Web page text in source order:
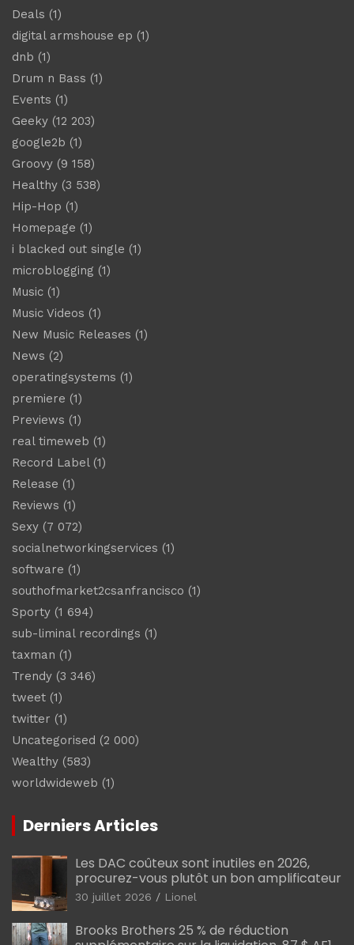
Deals (1)
digital armshouse ep (1)
dnb (1)
Drum n Bass (1)
Events (1)
Geeky (12 203)
google2b (1)
Groovy (9 158)
Healthy (3 538)
Hip-Hop (1)
Homepage (1)
i blacked out single (1)
microblogging (1)
Music (1)
Music Videos (1)
New Music Releases (1)
News (2)
operatingsystems (1)
premiere (1)
Previews (1)
real timeweb (1)
Record Label(1)
Release (1)
Reviews (1)
Sexy (7 072)
socialnetworkingservices (1)
software (1)
southofmarket2csanfrancisco (1)
Sporty (1 694)
sub-liminal recordings (1)
taxman (1)
Trendy (3 346)
tweet (1)
twitter (1)
Uncategorised (2 000)
Wealthy (583)
worldwideweb (1)
Derniers Articles
Les DAC coûteux sont inutiles en 2026,
procurez-vous plutôt un bon amplificateur
30 juillet 2026 Lionel
Brooks Brothers 25 % de réduction